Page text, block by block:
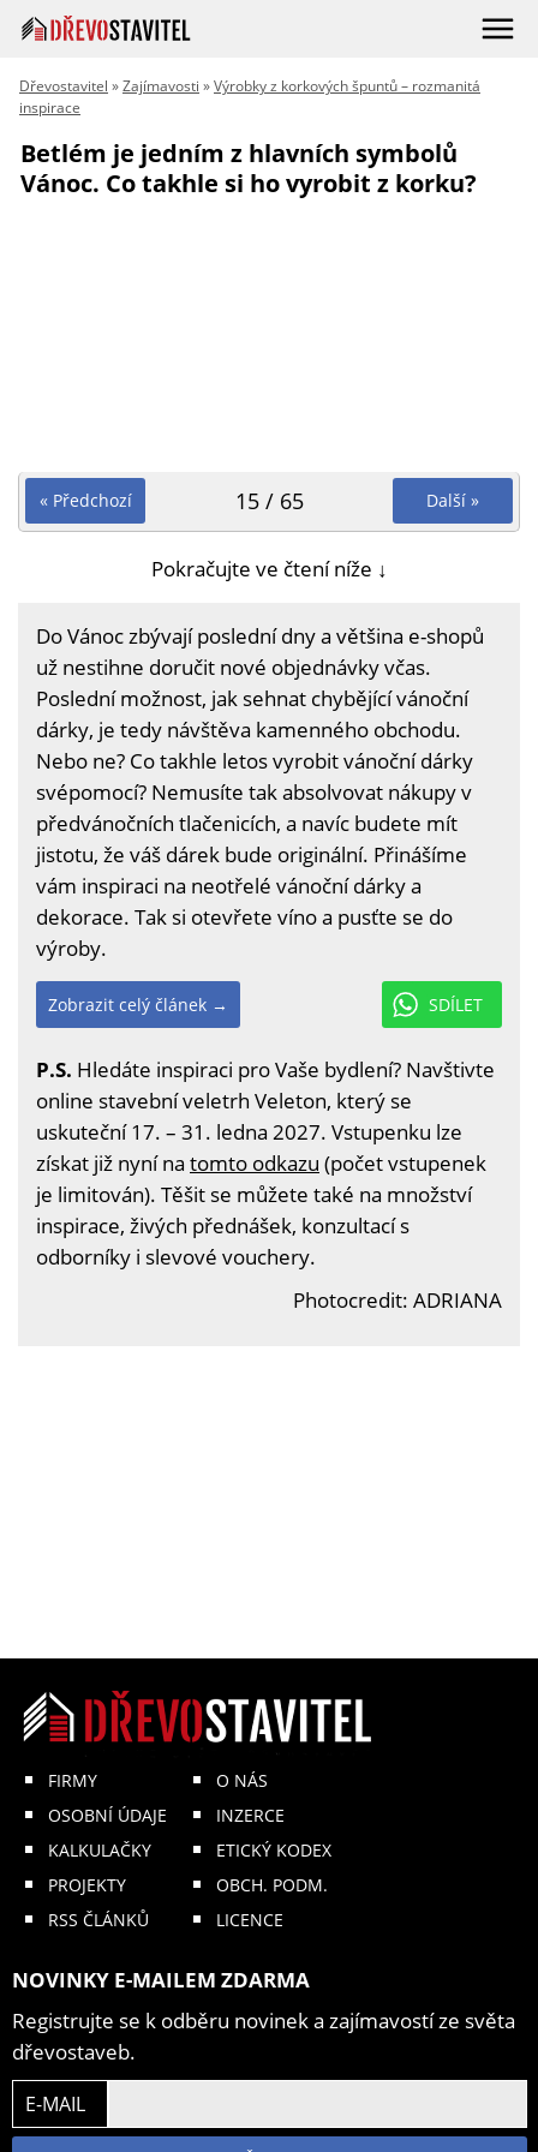
Dřevostavitel »Zajímavosti »Výrobky z korkových špuntů – rozmanitá
inspirace
Betlém je jedním z hlavních symbolů
Vánoc. Co takhle si ho vyrobit z korku?
« Předchozí Další »
15 / 65
Pokračujte ve čtení níže ↓
Do Vánoc zbývají poslední dny a většina e-shopů
už nestihne doručit nové objednávky včas.
Poslední možnost, jak sehnat chybějící vánoční
dárky, je tedy návštěva kamenného obchodu.
Nebo ne? Co takhle letos vyrobit vánoční dárky
svépomocí? Nemusíte tak absolvovat nákupy v
předvánočních tlačenicích, a navíc budete mít
jistotu, že váš dárek bude originální. Přinášíme
vám inspiraci na neotřelé vánoční dárky a
dekorace. Tak si otevřete víno a pusťte se do
výroby.
SDÍLET
Zobrazit celý článek →
P.S. Hledáte inspiraci pro Vaše bydlení? Navštivte
online stavební veletrh Veleton, který se
uskuteční 17. – 31. ledna 2027. Vstupenku lze
získat již nyní na tomto odkazu (počet vstupenek
je limitován). Těšit se můžete také na množství
inspirace, živých přednášek, konzultací s
odborníky i slevové vouchery.
Photocredit: ADRIANA
FIRMY
OSOBNÍ ÚDAJE
KALKULAČKY
PROJEKTY
RSS ČLÁNKŮ
O NÁS
INZERCE
ETICKÝ KODEX
OBCH. PODM.
LICENCE
NOVINKY E-MAILEM ZDARMA
Registrujte se k odběru novinek a zajímavostí ze světa
dřevostaveb.
E-MAIL